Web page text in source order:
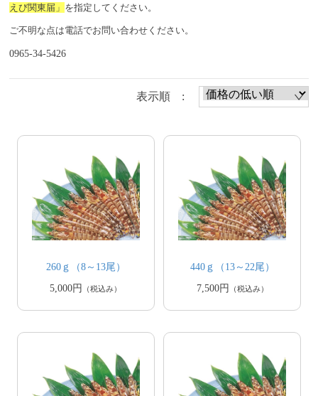
えび関東届」 を指定してください。
ご不明な点は電話でお問い合わせください。
0965-34-5426
表示順 :
260ｇ（8～13尾）
5,000円
（税込み）
440ｇ（13～22尾）
7,500円
（税込み）